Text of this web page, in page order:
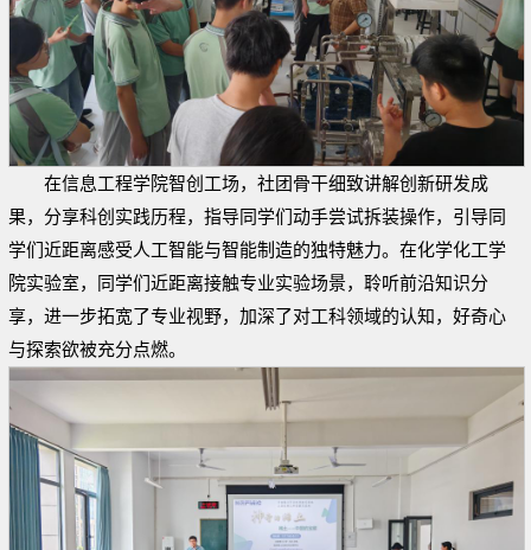
在信息工程学院智创工场，社团骨干细致讲解创新研发成
果，分享科创实践历程，指导同学们动手尝试拆装操作，引导同
学们近距离感受人工智能与智能制造的独特魅力。在化学化工学
院实验室，同学们近距离接触专业实验场景，聆听前沿知识分
享，进一步拓宽了专业视野，加深了对工科领域的认知，好奇心
与探索欲被充分点燃。